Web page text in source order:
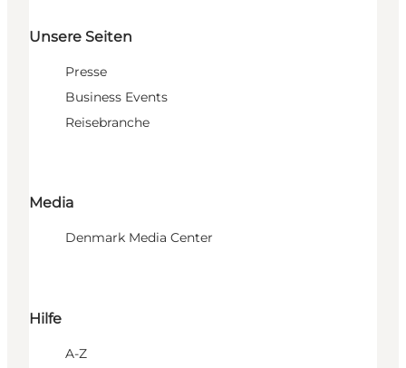
Unsere Seiten
Presse
Business Events
Reisebranche
Media
Denmark Media Center
Hilfe
A-Z